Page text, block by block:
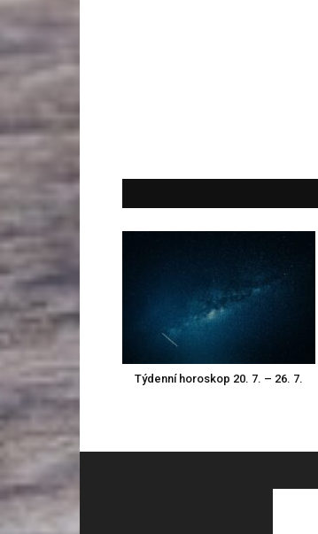
Týdenní horoskop 20. 7. – 26. 7.